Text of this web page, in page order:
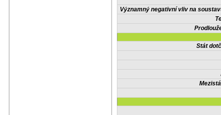
Významný negativní vliv na
Stát